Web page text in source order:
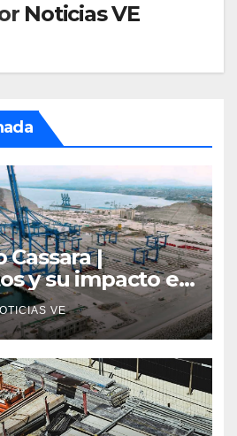
Noticias VE
Cassara |
y su impacto en
el comercio
VE